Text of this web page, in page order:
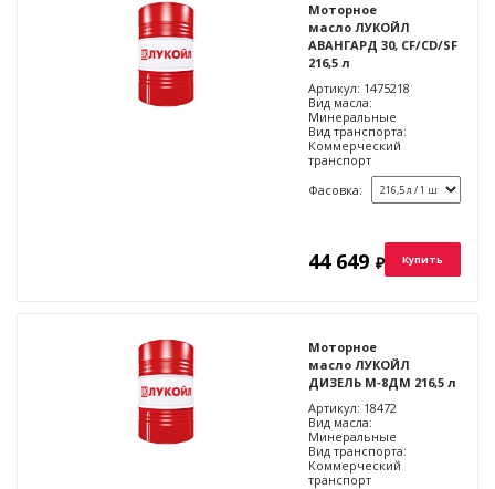
Моторное
масло ЛУКОЙЛ
АВАНГАРД 30, CF/CD/SF
216,5 л
Артикул: 1475218
Вид масла:
Минеральные
Вид транспорта:
Коммерческий
транспорт
Фасовка:
44 649 ₽ Купить
Моторное
масло ЛУКОЙЛ
ДИЗЕЛЬ М‑8ДМ 216,5 л
Артикул: 18472
Вид масла:
Минеральные
Вид транспорта:
Коммерческий
транспорт